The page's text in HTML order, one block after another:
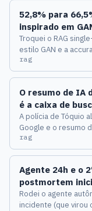
52,8% para
inspirado em
Troquei o RAG
estilo GAN e a
exato de 4
rag
O resumo de IA
é a caixa de
A polícia de Tóquio
Google e o resumo
grupos de
2023, não exige
fechar a brecha
rag
Agente 24h e o
postmortem
Rodei o agente
incidente (que virou